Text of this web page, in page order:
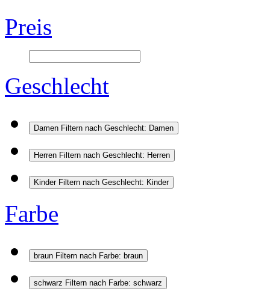
Preis
Geschlecht
Damen Filtern nach Geschlecht: Damen
Herren Filtern nach Geschlecht: Herren
Kinder Filtern nach Geschlecht: Kinder
Farbe
braun Filtern nach Farbe: braun
schwarz Filtern nach Farbe: schwarz